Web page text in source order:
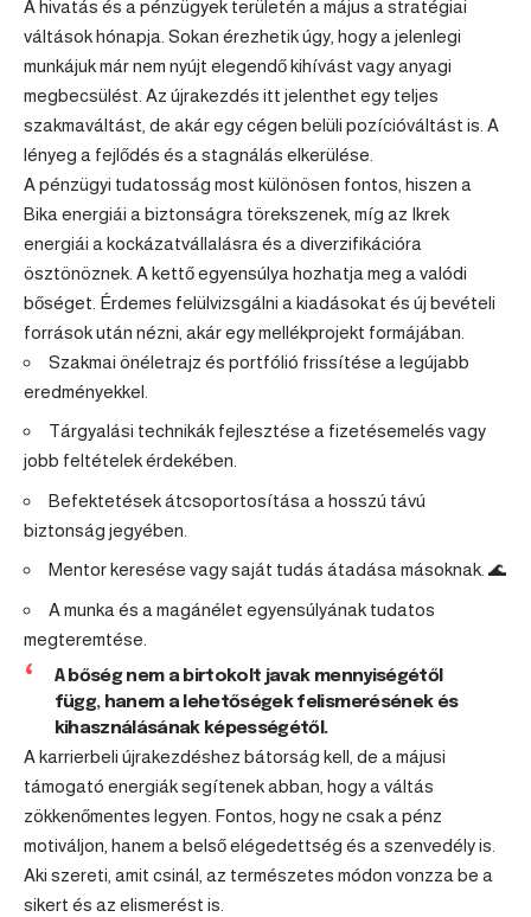
A hivatás és a pénzügyek területén a május a stratégiai
váltások hónapja. Sokan érezhetik úgy, hogy a jelenlegi
munkájuk már nem nyújt elegendő kihívást vagy anyagi
megbecsülést. Az újrakezdés itt jelenthet egy teljes
szakmaváltást, de akár egy cégen belüli pozícióváltást is. A
lényeg a fejlődés és a stagnálás elkerülése.
A pénzügyi tudatosság most különösen fontos, hiszen a
Bika energiái a biztonságra törekszenek, míg az Ikrek
energiái a kockázatvállalásra és a diverzifikációra
ösztönöznek. A kettő egyensúlya hozhatja meg a valódi
bőséget. Érdemes felülvizsgálni a kiadásokat és új bevételi
források után nézni, akár egy mellékprojekt formájában.
Szakmai önéletrajz és portfólió frissítése a legújabb
eredményekkel.
Tárgyalási technikák fejlesztése a fizetésemelés vagy
jobb feltételek érdekében.
Befektetések átcsoportosítása a hosszú távú
biztonság jegyében.
Mentor keresése vagy saját tudás átadása másoknak. 🌊
A munka és a magánélet egyensúlyának tudatos
megteremtése.
A bőség nem a birtokolt javak mennyiségétől
függ, hanem a lehetőségek felismerésének és
kihasználásának képességétől.
A karrierbeli újrakezdéshez bátorság kell, de a májusi
támogató energiák segítenek abban, hogy a váltás
zökkenőmentes legyen. Fontos, hogy ne csak a pénz
motiváljon, hanem a belső elégedettség és a szenvedély is.
Aki szereti, amit csinál, az természetes módon vonzza be a
sikert és az elismerést is.